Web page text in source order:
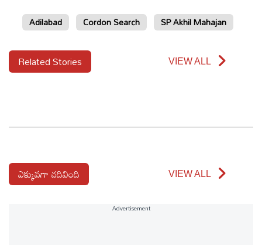
Adilabad Cordon Search SP Akhil Mahajan
Related Stories VIEW ALL
ఎక్కువగా చదివింది VIEW ALL
Advertisement